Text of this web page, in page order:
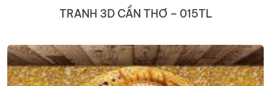
TRANH 3D CẦN THƠ – 015TL